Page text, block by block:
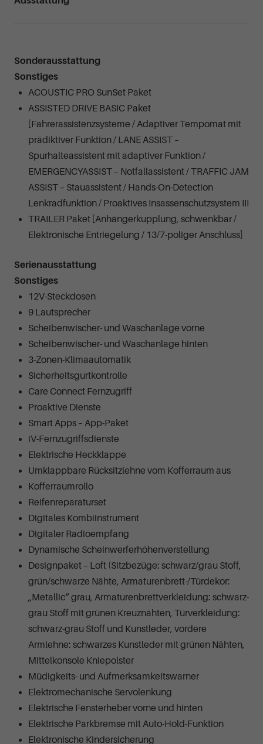
Sonderausstattung
Sonstiges
ACOUSTIC PRO SunSet Paket
ASSISTED DRIVE BASIC Paket
[Fahrerassistenzsysteme / Adaptiver Tempomat mit
prädiktiver Funktion / LANE ASSIST –
Spurhalteassistent mit adaptiver Funktion /
EMERGENCYASSIST – Notfallassistent / TRAFFIC JAM
ASSIST – Stauassistent / Hands-On-Detection
Lenkradfunktion / Proaktives Insassenschutzsystem III
TRAILER Paket [Anhängerkupplung, schwenkbar /
Elektronische Entriegelung / 13/7-poliger Anschluss]
Serienausstattung
Sonstiges
12V-Steckdosen
9 Lautsprecher
Scheibenwischer- und Waschanlage vorne
Scheibenwischer- und Waschanlage hinten
3-Zonen-Klimaautomatik
Sicherheitsgurtkontrolle
Care Connect Fernzugriff
Proaktive Dienste
Smart Apps – App-Paket
iV-Fernzugriffsdienste
Elektrische Heckklappe
Umklappbare Rücksitzlehne vom Kofferraum aus
Kofferraumrollo
Reifenreparaturset
Digitales Kombiinstrument
Digitaler Radioempfang
Dynamische Scheinwerferhöhenverstellung
Designpaket – Loft (Sitzbezüge: schwarz/grau Stoff,
grün/schwarze Nähte, Armaturenbrett-/Türdekor:
„Metallic“ grau, Armaturenbrettverkleidung: schwarz-
grau Stoff mit grünen Kreuznähten, Türverkleidung:
schwarz-grau Stoff und Kunstleder, vordere
Armlehne: schwarzes Kunstleder mit grünen Nähten,
Mittelkonsole Kniepolster
Müdigkeits- und Aufmerksamkeitswarner
Elektromechanische Servolenkung
Elektrische Fensterheber vorne und hinten
Elektrische Parkbremse mit Auto-Hold-Funktion
Elektronische Kindersicherung